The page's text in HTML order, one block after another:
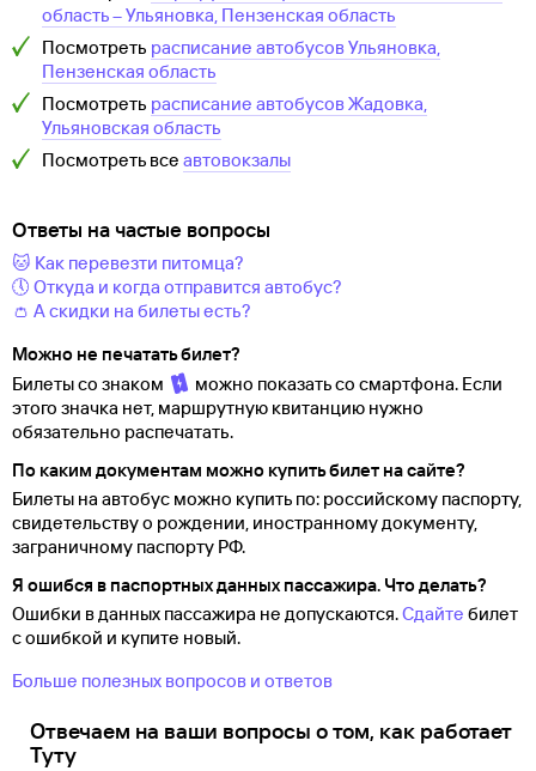
область–Ульяновка, Пензенская область
Посмотреть расписание автобусовУльяновка,
Пензенская область
Посмотреть расписание автобусовЖадовка,
Ульяновская область
Посмотреть все автовокзалы
Ответы на частые вопросы
🐱 Как перевезти питомца?
🕔 Откуда и когда отправится автобус?
👛 А скидки на билеты есть?
Можно не печатать билет?
Билеты со знаком
можно показать со смартфона. Если
этого значка нет, маршрутную квитанцию нужно
обязательно распечатать.
По каким документам можно купить билет на сайте?
Билеты на автобус можно купить по: российскому паспорту,
свидетельству о рождении, иностранному документу,
заграничному паспорту РФ.
Я ошибся в паспортных данных пассажира. Что делать?
Ошибки в данных пассажира не допускаются.Сдайте билет
с ошибкой и купите новый.
Больше полезных вопросов и ответов
Отвечаем на ваши вопросы о том, как работает
Туту